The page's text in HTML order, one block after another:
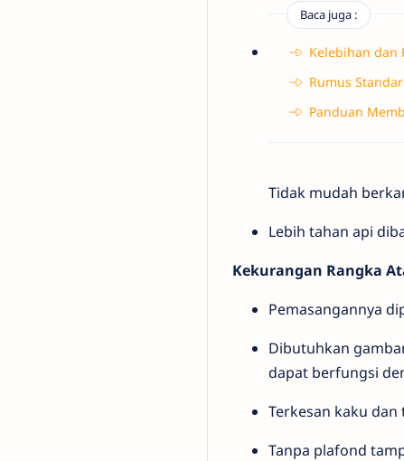
Baca juga :
Kelebihan dan
Rumus
Panduan
Tidak mudah
Lebih tahan api
Kekurangan Rangka
Pemasangannya
Dibutuhkan
dapat berfungsi
Terkesan kaku dan
Tanpa plafond